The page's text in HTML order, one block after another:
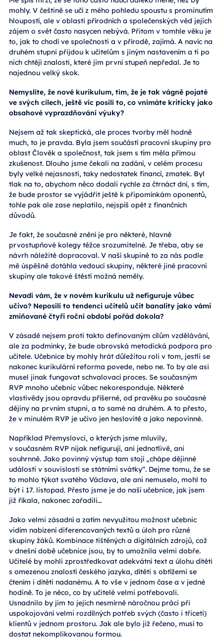
mohly. V češtině se učí z mého pohledu spoustu s prominutím
hloupostí, ale v oblasti přírodních a společenských věd jejich
zájem o svět často nasycen nebývá. Přitom v tomhle věku je
to, jak to chodí ve společnosti a v přírodě, zajímá. A navíc na
druhém stupni přijdou k učitelům s jiným nastavením a ti po
nich chtějí znalosti, které jim první stupeň nepředal. Je to
najednou velký skok.
Nemyslíte, že nové kurikulum, tím, že je tak vágně pojaté
ve svých cílech, ještě víc posílí to, co vnímáte kriticky jako
obsahové vyprazdňování výuky?
Nejsem až tak skeptická, ale proces tvorby měl hodně
much, to je pravda. Byla jsem součástí pracovní skupiny pro
oblast Člověk a společnost, tak jsem s tím měla přímou
zkušenost. Dlouho jsme čekali na zadání, v celém procesu
byly velké nejasnosti, taky nedostatek financí, zmatek. Byl
tlak na to, abychom něco dodali rychle za čtrnáct dní, s tím,
že bude prostor se vyjádřit ještě k připomínkám oponentů,
tohle pak ale zase neplatilo, nejspíš opět z finančních
důvodů.
Je fakt, že současné znění je pro některé, hlavně
prvostupňové kolegy těžce srozumitelné. Je třeba, aby se
návrh náležitě dopracoval. V naší skupině to za nás podle
mě úspěšně dotáhla vedoucí skupiny, některé jiné pracovní
skupiny ale takové štěstí možná neměly.
Nevadí vám, že v novém kurikulu už nefiguruje vůbec
učivo? Neposílí to tendenci učitelů učit banality jako vámi
zmiňované čtyři roční období pořád dokola?
V zásadě nejsem proti takto definovaným cílům vzdělávání,
ale za podmínky, že bude obrovská metodická podpora pro
učitele. Učebnice by mohly hrát důležitou roli v tom, jestli se
nakonec kurikulární reforma povede, nebo ne. To by ale asi
musel jinak fungovat schvalovací proces. Se současným
RVP mnoho učebnic vůbec nekoresponduje. Některé
vlastivědy jsou opravdu příšerné, od pravěku po současné
dějiny na prvním stupni, a to samé na druhém. A to přesto,
že v minulém RVP je učivo jen heslovitě a jako nepovinné.
Například Přemyslovci, o kterých jsme mluvily,
v současném RVP nijak nefigurují, ani jednotlivě, ani
souhrnně. Jako povinný výstup tam stojí „chápe dějinné
události v souvislosti se státními svátky“. Dejme tomu, že se
to mohlo týkat svatého Václava, ale ani nemuselo, mohl to
být i 17. listopad. Přesto jsme je do naší učebnice, jak jsem
již říkala, nakonec zařadili…
Jako velmi zásadní a zatím nevyužitou možnost učebnic
vidím nabízení diferencovaných textů a úloh pro různé
skupiny žáků. Kombinace tištěných a digitálních zdrojů, což
v dnešní době učebnice jsou, by to umožnila velmi dobře.
Učitelé by mohli zprostředkovat adekvátní text a úlohu dítěti
s omezenou znalostí českého jazyka, dítěti s obtížemi se
čtením i dítěti nadanému. A to vše v jednom čase a v jedné
hodině. To je něco, co by učitelé velmi potřebovali.
Usnadnilo by jim to jejich nesmírně náročnou práci při
uspokojování velmi rozdílných potřeb svých (často i třiceti)
klientů v jednom prostoru. Jak ale bylo již řečeno, musí to
dostat nekomplikovanou formou.